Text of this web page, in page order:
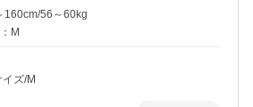
160cm/56～60kg
M
ズ/M